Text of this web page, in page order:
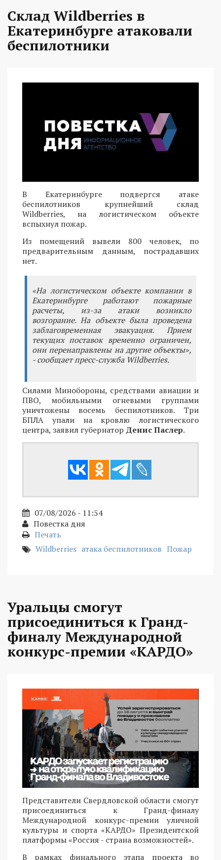
Склад Wildberries в
Екатеринбурге атаковали
беспилотники
В Екатеринбурге подвергся атаке
беспилотников крупнейший склад
Wildberries, на логистическом объекте
вспыхнул пожар.
Из помещений вывели 800 человек, по
предварительным данным, пострадавших
нет.
«На логистическом объекте компании в
Екатеринбурге работают пожарные
расчеты, из-за атаки возникло
возгорание. На объекте была проведена
заблаговременная эвакуация. Прием
текущих поставок временно ограничен,
они перенаправлены на другие объекты»,
- сообщает пресс-служба Wildberries.
Силами Минобороны, средствами авиации и
ПВО, мобильными огневыми группами
уничтожены восемь беспилотников. Три
БПЛА упали на кровлю логистического
центра, заявил губернатор Денис Паслер.
07/08/2026 - 11:54
Повестка дня
Печать
Wildberries атака беспилотников Пожар
Уральцы смогут
присоединиться к Гранд-
финалу Международной
конкурс-премии «КАРДО»
Представители Свердловской области смогут
присоединиться к Гранд-финалу
Международной конкурс-премии уличной
культуры и спорта «КАРДО» Президентской
платформы «Россия - страна возможностей».
В рамках финального этапа проекта во